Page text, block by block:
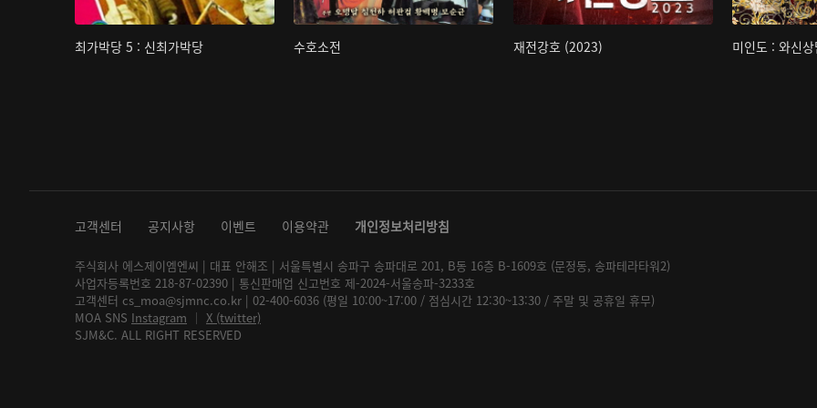
최가박당 5 : 신최가박당 수호소전 재전강호 (2023) 미인도 : 와신
고객센터 공지사항 이벤트 이용약관 개인정보처리방침
주식회사 에스제이엠엔씨 | 대표 안해조 | 서울특별시 송파구 송파대로 201, B동 16층 B-1609호 (문정동, 송파테라타워2)
사업자등록번호 218-87-02390 | 통신판매업 신고번호 제-2024-서울송파-3233호
고객센터 cs_moa@sjmnc.co.kr | 02-400-6036 (평일 10:00~17:00 / 점심시간 12:30~13:30 / 주말 및 공휴일 휴무)
MOA SNS Instagram │ X (twitter)
SJM&C. ALL RIGHT RESERVED